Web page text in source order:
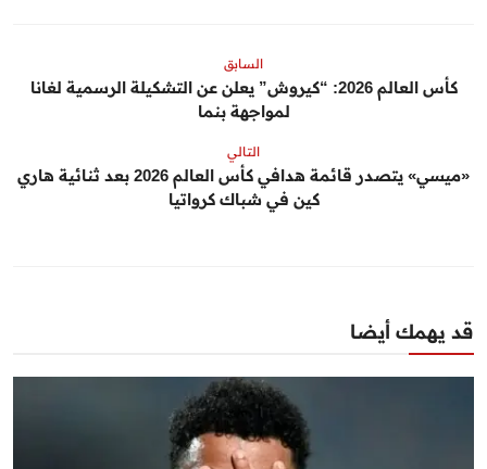
السابق
كأس العالم 2026: “كيروش” يعلن عن التشكيلة الرسمية لغانا
لمواجهة بنما
التالي
«ميسي» يتصدر قائمة هدافي كأس العالم 2026 بعد ثنائية هاري
كين في شباك كرواتيا
قد يهمك أيضا